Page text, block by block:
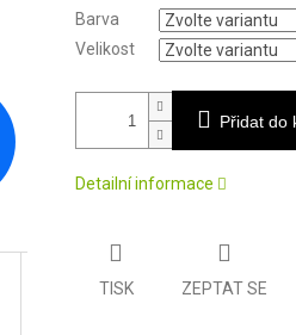
Barva
Velikost
Přidat do
Detailní informace
TISK ZEPTAT SE